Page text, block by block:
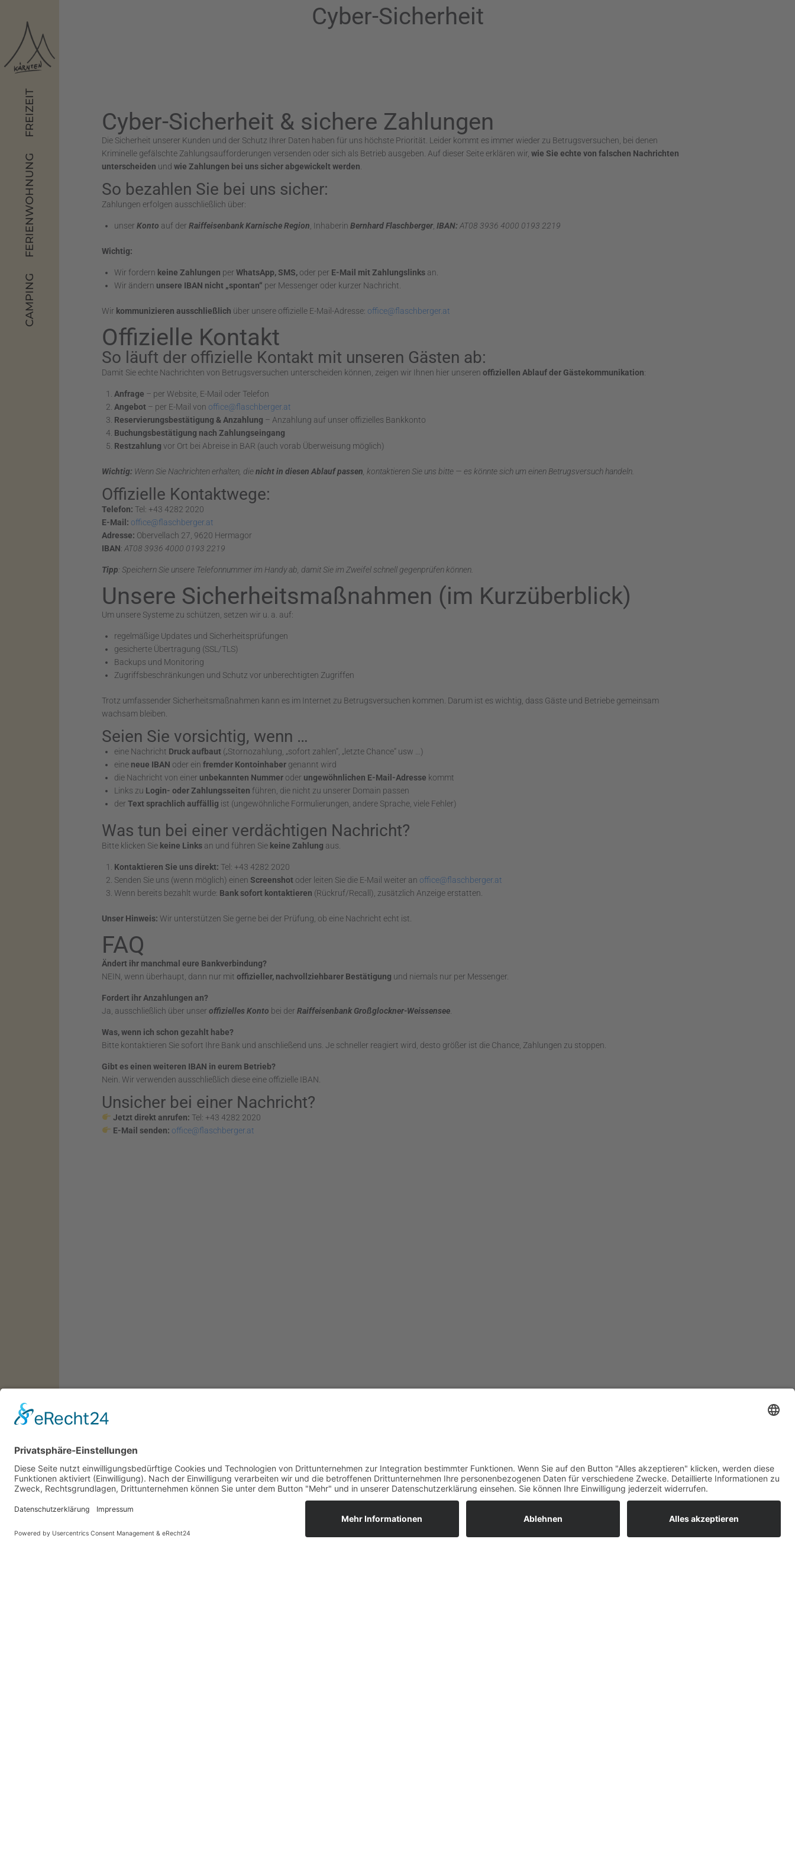
CAMPING
FERIENWOHNUNG
FREIZEIT
Cyber-Sicherheit
Cyber-Sicherheit & sichere Zahlungen
Die Sicherheit unserer Kunden und der Schutz Ihrer Daten haben für uns höchste Priorität. Leider kommt es immer wieder zu Betrugsversuchen, bei denen
Kriminelle gefälschte Zahlungsaufforderungen versenden oder sich als Betrieb ausgeben. Auf dieser Seite erklären wir, wie Sie echte von falschen Nachrichten
unterscheiden und wie Zahlungen bei uns sicher abgewickelt werden
So bezahlen Sie bei uns sicher:
Zahlungen erfolgen ausschließlich über:
unser Konto auf der Raiffeisenbank Karnische Region , Inhaberin Bernhard Flaschberger IBAN: AT08 3936 4000 0193 2219
Wichtig:
Wir fordern keine Zahlungen per WhatsApp, SMS, oder per E-Mail mit Zahlungslinks an.
Wir ändern unsere IBAN nicht „spontan“ per Messenger oder kurzer Nachricht.
Wir kommunizieren ausschließlich über unsere offizielle E-Mail-Adresse: office@flaschberger.at
Offizielle Kontakt
So läuft der offizielle Kontakt mit unseren Gästen ab:
Damit Sie echte Nachrichten von Betrugsversuchen unterscheiden können, zeigen wir Ihnen hier unseren offiziellen Ablauf der Gästekommunikation:
Anfrage – per Website, E-Mail oder Telefon
Angebot – per E-Mail von office@flaschberger.at
Reservierungsbestätigung & Anzahlung – Anzahlung auf unser offizielles Bankkonto
Buchungsbestätigung nach Zahlungseingang
Restzahlung vor Ort bei Abreise in BAR (auch vorab Überweisung möglich)
Wichtig: Wenn Sie Nachrichten erhalten, dienicht in diesen Ablauf passen , kontaktieren Sie uns bitte — es könnte sich um einen Betrugsversuch handeln.
Offizielle Kontaktwege:
Telefon: Tel: +43 4282 2020
E-Mail: office@flaschberger.at
Adresse: Obervellach 27, 9620 Hermagor
IBAN: AT08 3936 4000 0193 2219
Tipp: Speichern Sie unsere Telefonnummer im Handy ab, damit Sie im Zweifel schnell gegenprüfen können.
Unsere Sicherheitsmaßnahmen (im Kurzüberblick)
Um unsere Systeme zu schützen, setzen wir u. a. auf:
regelmäßige Updates und Sicherheitsprüfungen
gesicherte Übertragung (SSL/TLS)
Backups und Monitoring
Zugriffsbeschränkungen und Schutz vor unberechtigten Zugriffen
Trotz umfassender Sicherheitsmaßnahmen kann es im Internet zu Betrugsversuchen kommen. Darum ist es wichtig, dass Gäste und Betriebe gemeinsam
wachsam bleiben.
Seien Sie vorsichtig, wenn …
eine Nachricht Druck aufbaut („Stornozahlung, „sofort zahlen“, „letzte Chance“ usw …)
eine neue IBAN oder ein fremder Kontoinhaber genannt wird
die Nachricht von einer unbekannten Nummer oder ungewöhnlichen E-Mail-Adresse kommt
Links zu Login- oder Zahlungsseiten führen, die nicht zu unserer Domain passen
der Text sprachlich auffällig ist (ungewöhnliche Formulierungen, andere Sprache, viele Fehler)
Was tun bei einer verdächtigen Nachricht?
Bitte klicken Sie keine Links an und führen Sie keine Zahlung aus.
Kontaktieren Sie uns direkt: Tel: +43 4282 2020
Senden Sie uns (wenn möglich) einen Screenshot oder leiten Sie die E-Mail weiter an office@flaschberger.at
Wenn bereits bezahlt wurde: Bank sofort kontaktieren (Rückruf/Recall), zusätzlich Anzeige erstatten.
Unser Hinweis: Wir unterstützen Sie gerne bei der Prüfung, ob eine Nachricht echt ist.
FAQ
Ändert ihr manchmal eure Bankverbindung?
NEIN, wenn überhaupt, dann nur mit offizieller, nachvollziehbarer Bestätigung und niemals nur per Messenger.
Fordert ihr Anzahlungen an?
Ja, ausschließlich über unser offiziellesKonto bei der Raiffeisenbank Großglockner-Weissensee
Was, wenn ich schon gezahlt habe?
Bitte kontaktieren Sie sofort Ihre Bank und anschließend uns. Je schneller reagiert wird, desto größer ist die Chance, Zahlungen zu stoppen.
Gibt es einen weiteren IBAN in eurem Betrieb?
Nein. Wir verwenden ausschließlich diese eine offizielle IBAN.
Unsicher bei einer Nachricht?
Jetzt direkt anrufen: Tel: +43 4282 2020
E-Mail senden: office@flaschberger.at